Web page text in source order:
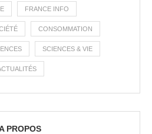
FRANCE INFO
CONSOMMATION
SCIENCES & VIE
PROPOS